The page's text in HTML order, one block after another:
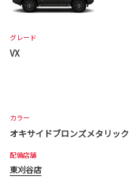
グレード
VX
カラー
オキサイドブロンズメタリック
配備店舗
東刈谷店